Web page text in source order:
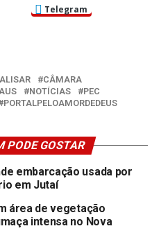
Telegram
CÂMARA
NOTÍCIAS
PEC
PORTALPELOAMORDEDEUS
PODE GOSTAR
embarcação usada por
em Jutaí
área de vegetação
intensa no Nova